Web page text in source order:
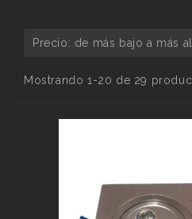
Precio: de más bajo a más
Mostrando 1-20 de 29